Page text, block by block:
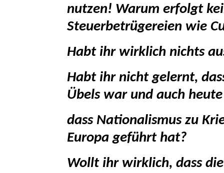
nutzen! Warum erfolgt
Steuerbetrügereien wie
Habt ihr wirklich nichts
Habt ihr nicht gelernt,
Übels war und auch
dass Nationalismus zu
Europa geführt hat?
Wollt ihr wirklich, dass